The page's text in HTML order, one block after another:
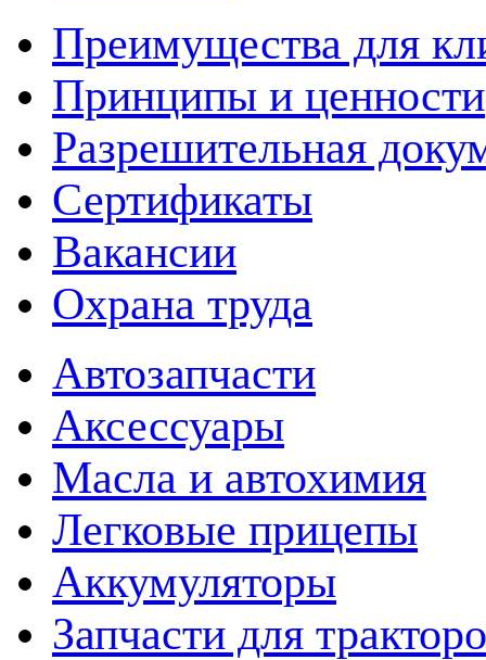
Преимущества для
Принципы и ценности
Разрешительная
Сертификаты
Вакансии
Охрана труда
Автозапчасти
Аксессуары
Масла и автохимия
Легковые прицепы
Аккумуляторы
Запчасти для